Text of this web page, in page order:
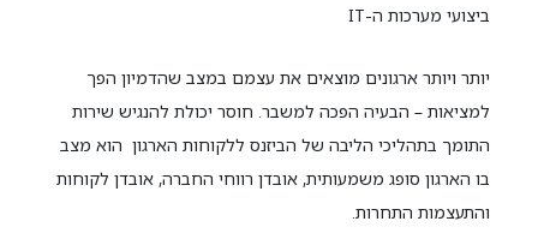
יותר ויותר ארגונים מוצאים את עצמם במצב שהדמיון הפך
למציאות – הבעיה הפכה למשבר. חוסר יכולת להנגיש שירות
התומך בתהליכי הליבה של הביזנס ללקוחות הארגון הוא מצב
בו הארגון סופג משמעותית, אובדן רווחי החברה, אובדן לקוחות
והתעצמות התחרות.